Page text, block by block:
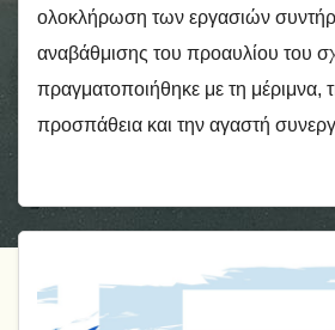
ολοκλήρωση των εργασιών
αναβάθμισης του προαυλίου του
πραγματοποιήθηκε με τη μέριμνα,
προσπάθεια και την αγαστή